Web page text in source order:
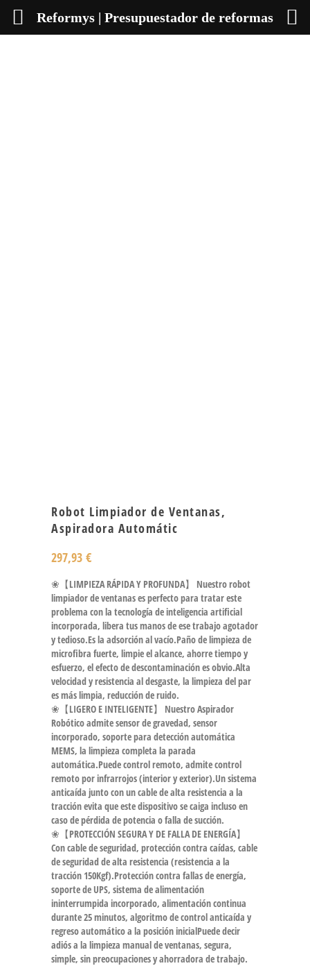
Robot Limpiador de Ventanas,
Aspiradora Automátic
297,93 €
❀【LIMPIEZA RÁPIDA Y PROFUNDA】 Nuestro robot
limpiador de ventanas es perfecto para tratar este
problema con la tecnología de inteligencia artificial
incorporada, libera tus manos de ese trabajo agotador
y tedioso.Es la adsorción al vacío.Paño de limpieza de
microfibra fuerte, limpie el alcance, ahorre tiempo y
esfuerzo, el efecto de descontaminación es obvio.Alta
velocidad y resistencia al desgaste, la limpieza del par
es más limpia, reducción de ruido.
❀【LIGERO E INTELIGENTE】 Nuestro Aspirador
Robótico admite sensor de gravedad, sensor
incorporado, soporte para detección automática
MEMS, la limpieza completa la parada
automática.Puede control remoto, admite control
remoto por infrarrojos (interior y exterior).Un sistema
anticaída junto con un cable de alta resistencia a la
tracción evita que este dispositivo se caiga incluso en
caso de pérdida de potencia o falla de succión.
❀【PROTECCIÓN SEGURA Y DE FALLA DE ENERGÍA】
Con cable de seguridad, protección contra caídas, cable
de seguridad de alta resistencia (resistencia a la
tracción 150Kgf).Protección contra fallas de energía,
soporte de UPS, sistema de alimentación
ininterrumpida incorporado, alimentación continua
durante 25 minutos, algoritmo de control anticaída y
regreso automático a la posición inicialPuede decir
adiós a la limpieza manual de ventanas, segura,
simple, sin preocupaciones y ahorradora de trabajo.
Reformys | Presupuestador de reformas